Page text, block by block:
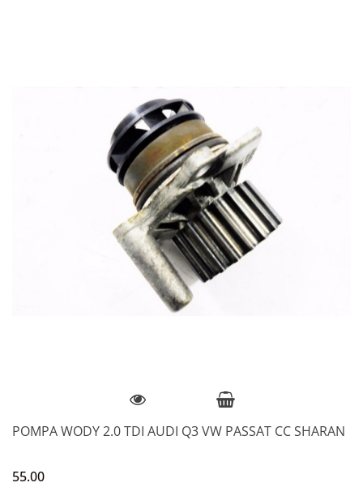
POMPA WODY 2.0 TDI AUDI Q3 VW PASSAT CC SHARAN
55.00